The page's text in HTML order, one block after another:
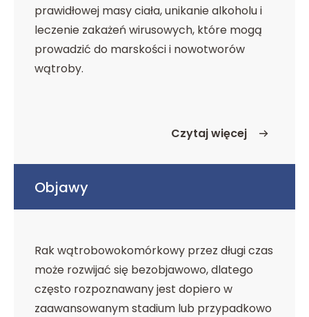
prawidłowej masy ciała, unikanie alkoholu i
leczenie zakażeń wirusowych, które mogą
prowadzić do marskości i nowotworów
wątroby.
Czytaj więcej
o Metody zapobiegania
Objawy
Rak wątrobowokomórkowy przez długi czas
może rozwijać się bezobjawowo, dlatego
często rozpoznawany jest dopiero w
zaawansowanym stadium lub przypadkowo